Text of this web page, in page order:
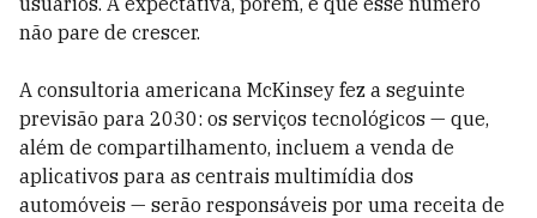
não pare de crescer.
A consultoria americana McKinsey fez a seguinte
previsão para 2030: os serviços tecnológicos — que,
além de compartilhamento, incluem a venda de
aplicativos para as centrais multimídia dos
automóveis — serão responsáveis por uma receita de